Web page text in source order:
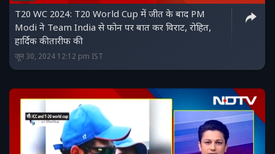
T20 WC 2024: T20 World Cup में जीत के बाद PM
Modi ने Team India से फोन पर बात कर विराट, रोहित,
हार्दिक की तारीफ की
जून 30, 2024 12:12 pm IST